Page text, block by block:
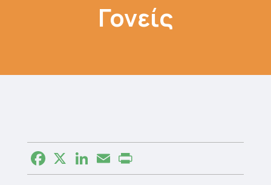
Γονείς
FacebookLinkedIn
Email